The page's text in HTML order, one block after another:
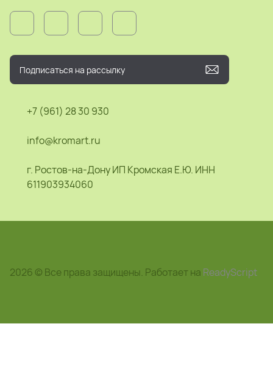
+7 (961) 28 30 930
info@kromart.ru
г. Ростов-на-Дону ИП Кромская Е.Ю. ИНН
611903934060
2026 © Все права защищены. Работает на ReadyScript